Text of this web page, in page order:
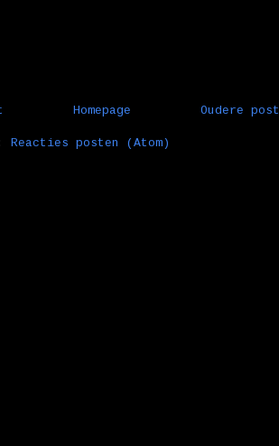
Oudere post
Homepage
Reacties posten (Atom)